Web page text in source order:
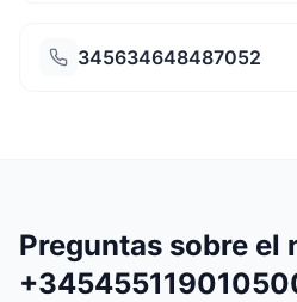
345634648487052
Preguntas sobre el